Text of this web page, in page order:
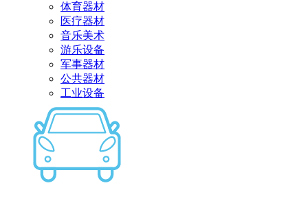
体育器材
医疗器材
音乐美术
游乐设备
军事器材
公共器材
工业设备